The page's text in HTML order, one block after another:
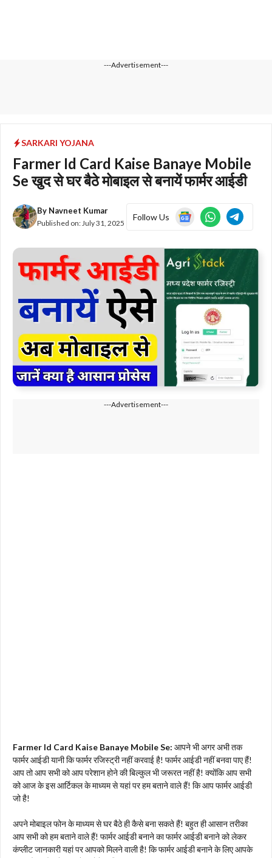
---Advertisement---
SARKARI YOJANA
Farmer Id Card Kaise Banaye Mobile
Se खुद से घर बैठे मोबाइल से बनायें फार्मर आईडी
By Navneet Kumar
Published on: July 31, 2025
Follow Us
---Advertisement---
Farmer Id Card Kaise Banaye Mobile Se: आपने भी अगर अभी तक
फार्मर आईडी यानी कि फार्मर रजिस्ट्री नहीं करवाई है! फार्मर आईडी नहीं बनवा पाए हैं!
आप तो आप सभी को आप परेशान होने की बिल्कुल भी जरूरत नहीं है! क्योंकि आप सभी
को आज के इस आर्टिकल के माध्यम से यहां पर हम बताने वाले हैं! कि आप फार्मर आईडी
जो है!
अपने मोबाइल फोन के माध्यम से घर बैठे ही कैसे बना सकते हैं! बहुत ही आसान तरीका
आप सभी को हम बताने वाले हैं! फार्मर आईडी बनाने का फार्मर आईडी बनाने को लेकर
कंप्लीट जानकारी यहां पर आपको मिलने वाली है! कि फार्मर आईडी बनाने के लिए आपके